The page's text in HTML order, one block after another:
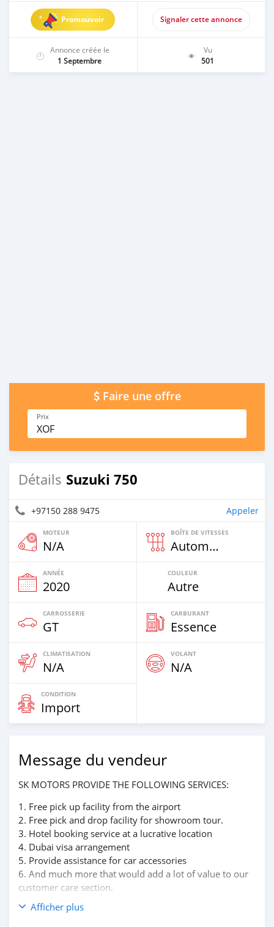
Promouvoir Signaler cette annonce
Annonce créée le
1 Septembre
Vu
501
Faire une offre
Prix
XOF
Détails Suzuki 750
+97150 288 9475 Appeler
MOTEUR
N/A
BOÎTE DE VITESSES
Automatique
ANNÉE
2020
COULEUR
Autre
CARROSSERIE
GT
CARBURANT
Essence
CLIMATISATION
N/A
VOLANT
N/A
CONDITION
Import
Message du vendeur
SK MOTORS PROVIDE THE FOLLOWING SERVICES:
1. Free pick up facility from the airport
2. Free pick and drop facility for showroom tour.
3. Hotel booking service at a lucrative location
4. Dubai visa arrangement
5. Provide assistance for car accessories
6. And much more that would add a lot of value to our
customer care section.
We have been awarded best UAE Re-Exporter of the
Afficher plus